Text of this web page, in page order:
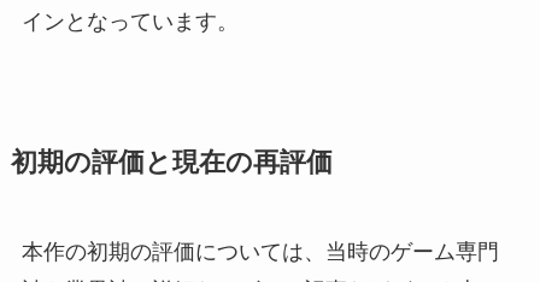
インとなっています。
初期の評価と現在の再評価
本作の初期の評価については、当時のゲーム専門